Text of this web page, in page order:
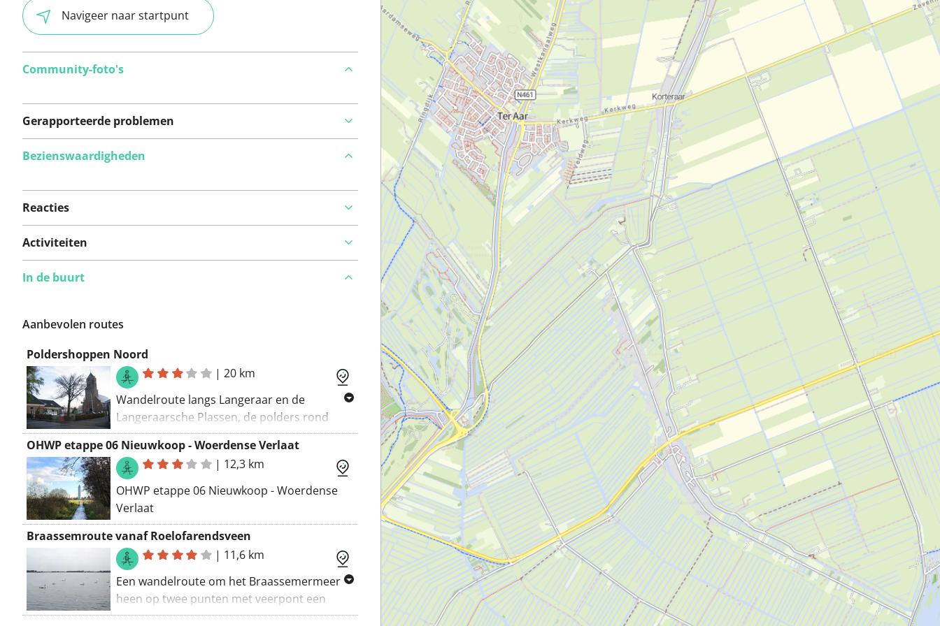
Navigeer naar startpunt
Community-foto's
Gerapporteerde problemen
problemen op deze
Iets opgevallen op deze route?
Bezienswaardigheden
Reacties
Activiteiten
In de buurt
Aanbevolen routes
Poldershoppen Noord
|20 km
Wandelroute langs Langeraar en de
Langeraarsche Plassen, de polders rond
Leimuiden en Rijnsaterwoude.
OHWP etappe 06 Nieuwkoop - Woerdense Verlaat
| 12,3 km
OHWP etappe 06 Nieuwkoop - Woerdense
Verlaat
Braassemroute vanaf Roelofarendsveen
| 11,6 km
Een wandelroute om het Braassemermeer
heen op twee punten met veerpont een
korte oversteek.